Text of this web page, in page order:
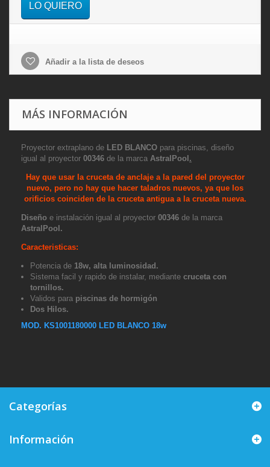
LO QUIERO
Añadir a la lista de deseos
MÁS INFORMACIÓN
Proyector extraplano de LED BLANCO para piscinas, diseño
igual al proyector 00346 de la marca AstralPool .
Hay que usar la cruceta de anclaje a la pared del proyector
nuevo, pero no hay que hacer taladros nuevos, ya que los
orificios coinciden de la cruceta antigua a la cruceta nueva.
Diseño e instalación igual al proyector 00346 de la marca
AstralPool.
Caracteristicas:
Potencia de 18w, alta luminosidad.
Sistema facil y rapido de instalar, mediante cruceta con
tornillos.
Validos para piscinas de hormigón
Dos Hilos.
MOD. KS1001180000 LED BLANCO 18w
Categorías
Información